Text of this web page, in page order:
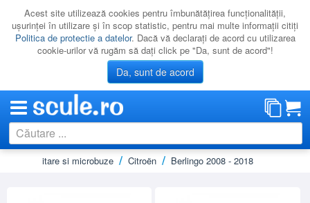
Acest site utilizează cookies pentru îmbunătăţirea funcţionalităţii,
uşurinţei în utilizare şi în scop statistic, pentru mai multe informaţii citiţi
Politica de protectie a datelor. Dacă vă declaraţi de acord cu utilizarea
cookie-urilor vă rugăm să daţi click pe "Da, sunt de acord"!
Da, sunt de acord
CATEGORII
autoutilitare si microbuze Citroën Berlingo 2008 - 2018